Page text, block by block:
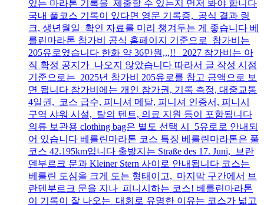
있는 마라톤 기록을 제출할 수 있는지 먼저 봐야 합니다
국내 풀코스 기록이 있다면 영문 기록증, 공식 결과 링
크, 생년월일 확인 자료를 미리 챙겨두는 게 좋습니다 베
를린마라톤 참가비 공식 홈페이지 기준으로 참가비는
205유로였습니다 한화 약 36만원,,,!! 2027 참가비는 아
직 확정 공지가 나오지 않았습니다 따라서 글 작성 시점
기준으로는 2025년 참가비 205유로를 참고 금액으로 보
면 됩니다 참가비에는 개인 참가권, 기록 측정, 대중교통
4일권, 코스 급수, 피니셔 메달, 피니셔 인증서, 피니시
구역 샤워 시설, 탈의 텐트, 의료 지원 등이 포함됩니다
의류 보관용 clothing bag은 별도 선택 시 5유로로 안내되
어 있습니다 베를린마라톤 코스 특징 베를린마라톤은 풀
코스 42.195km입니다 출발지는 Straße des 17. Juni, 브란
덴부르크 문과 Kleiner Stern 사이로 안내됩니다 코스는
베를린 도심을 크게 도는 형태이고, 마지막 구간에서 브
란덴부르크 문을 지나 피니시하는 코스! 베를린마라톤
이 기록이 잘 나오는 대회로 유명한 이유는 코스가 넓고